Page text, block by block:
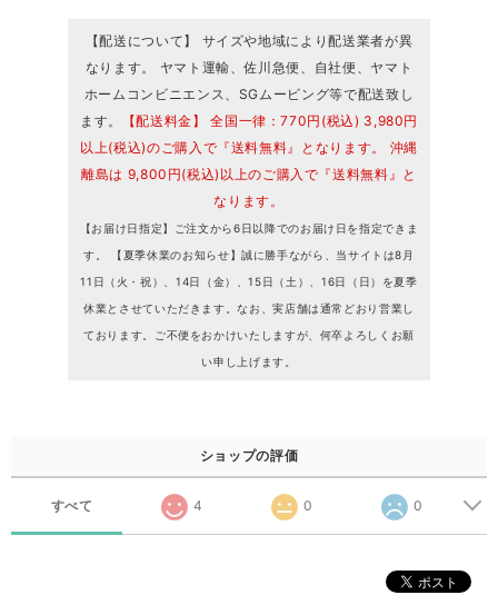
【配送について】 サイズや地域により配送業者が異
なります。 ヤマト運輸、佐川急便、自社便、ヤマト
ホームコンビニエンス、SGムービング等で配送致し
ます。
【配送料金】 全国一律：770円(税込) 3,980円
以上(税込)のご購入で『送料無料』となります。 沖縄
離島は 9,800円(税込)以上のご購入で『送料無料』と
なります。
【お届け日指定】ご注文から6日以降でのお届け日を指定できま
す。 【夏季休業のお知らせ】誠に勝手ながら、当サイトは8月
11日（火・祝）、14日（金）、15日（土）、16日（日）を夏季
休業とさせていただきます。なお、実店舗は通常どおり営業し
ております。ご不便をおかけいたしますが、何卒よろしくお願
い申し上げます。
ショップの評価
すべて 4 0 0